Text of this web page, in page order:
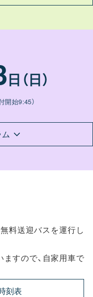
日（日）
開始9:45）
無料送迎バスを運行し
すので、自家用車で
刻表